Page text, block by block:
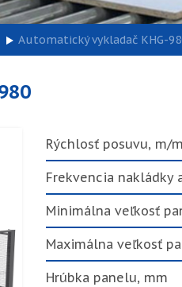
Automatický vykladač KHG-
Rýchlosť posuvu, m/
Frekvencia nakládky
Minimálna veľkosť
Maximálna veľkosť
Hrúbka panelu, mm